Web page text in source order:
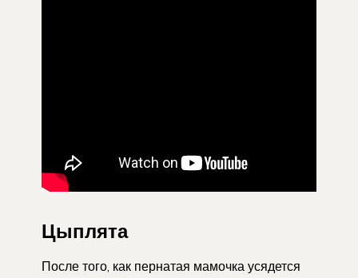
Цыплята
После того, как пернатая мамочка усядется